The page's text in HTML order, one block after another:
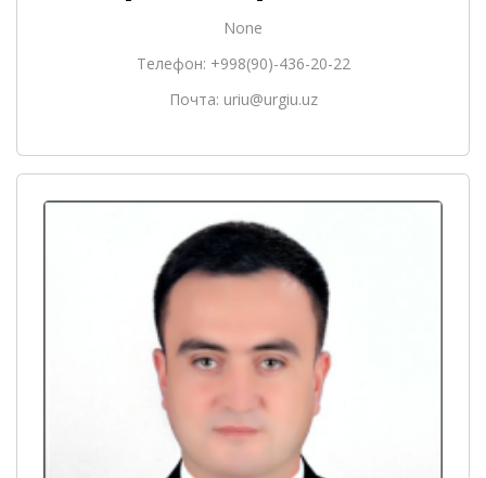
None
Телефон: +998(90)-436-20-22
Почта: uriu@urgiu.uz